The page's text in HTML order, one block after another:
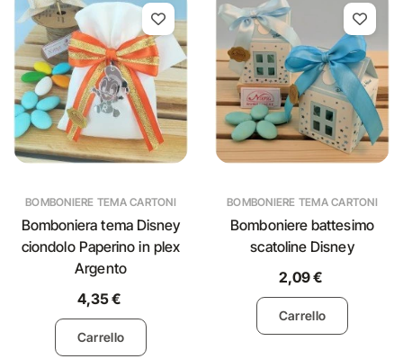
BOMBONIERE TEMA CARTONI
Bomboniera tema Disney
ciondolo Paperino in plex
Argento
4,35 €
Carrello
BOMBONIERE TEMA CARTONI
Bomboniere battesimo
scatoline Disney
2,09 €
Carrello